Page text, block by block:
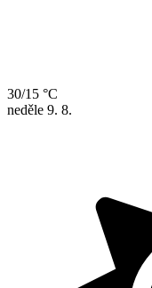
30/15 °C
neděle 9. 8.